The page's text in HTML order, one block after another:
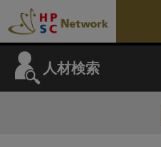
人材検索